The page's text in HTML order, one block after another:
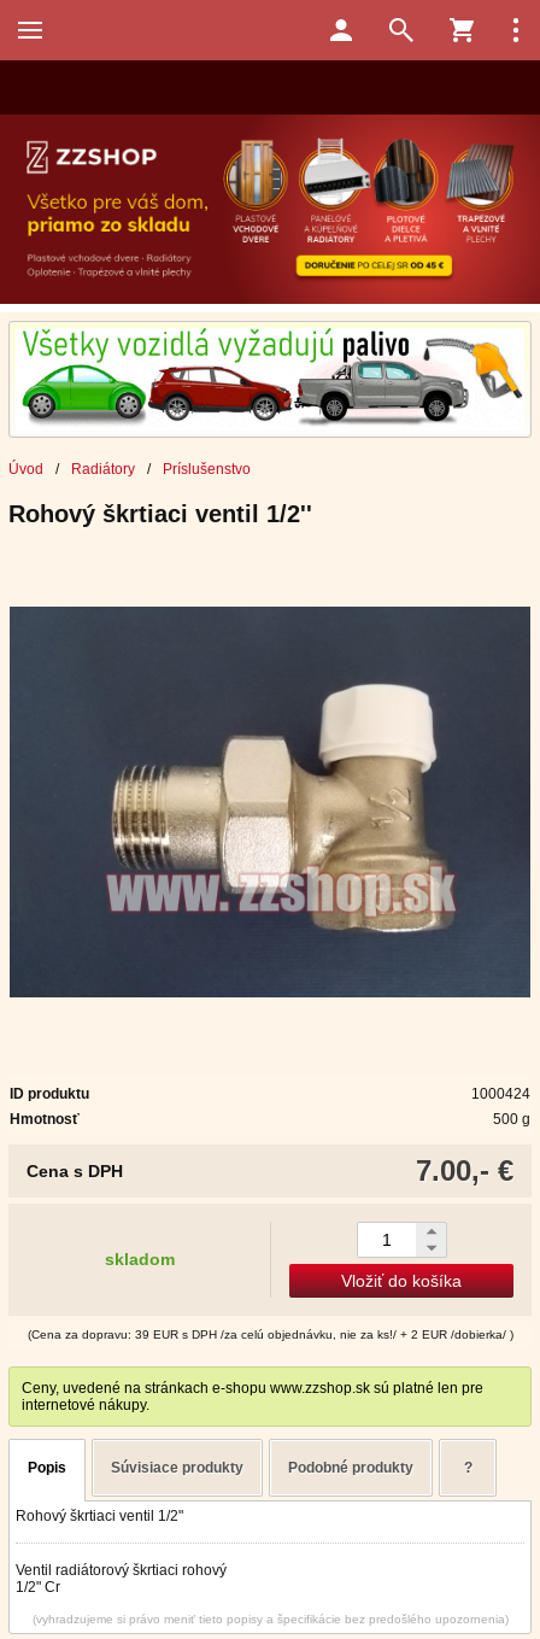
Úvod / Radiátory / Príslušenstvo
Rohový škrtiaci ventil 1/2''
ID produktu
1000424
Hmotnosť
500 g
7.00,- €
Cena s DPH
skladom
Vložiť do košíka
(Cena za dopravu: 39 EUR s DPH /za celú objednávku, nie za ks!/ + 2 EUR /dobierka/ )
Ceny, uvedené na stránkach e-shopu www.zzshop.sk sú platné len pre
internetové nákupy.
Popis Súvisiace produkty Podobné produkty ?
Rohový škrtiaci ventil 1/2"
Ventil radiátorový škrtiaci rohový
1/2" Cr
(vyhradzujeme si právo meniť tieto popisy a špecifikácie bez predošlého upozornenia)